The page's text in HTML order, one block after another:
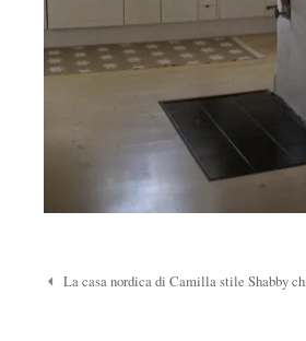
Navigazione
La casa nordica di Camilla stile Shabby